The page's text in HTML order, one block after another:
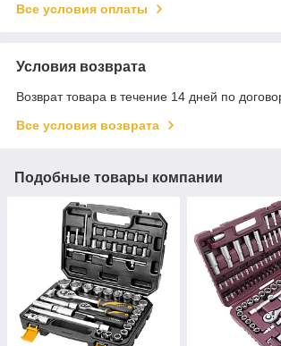
Все условия оплаты
Условия возврата
Возврат товара в течение 14 дней по
Все условия возврата
Подобные товары компании